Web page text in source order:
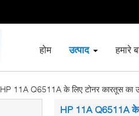
होम उत्पाद हमारे
HP 11A Q6511A के लिए टोनर कारतूस का
HP 11A Q6511A के